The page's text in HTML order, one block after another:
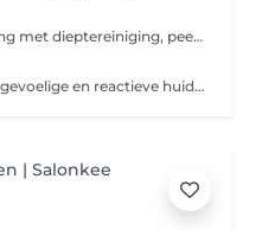
Een complete verwenbehandeling met dieptereiniging, peeling, masker, wenkbrauwen epileren en een ontspannende gelaatsmassage. Perfect om te ontspannen en de huid te verzorgen.
Kalmerende verzorging voor de gevoelige en reactieve huid. Vermindert roodheid en irritaties en versterkt de huidbarrière.